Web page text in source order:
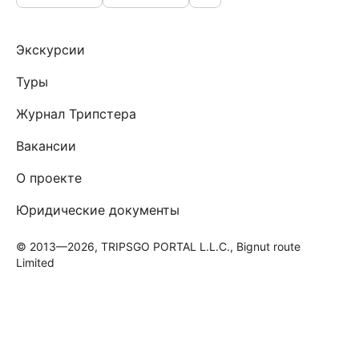
Экскурсии
Туры
Журнал Трипстера
Вакансии
О проекте
Юридические документы
© 2013—2026, TRIPSGO PORTAL L.L.C., Bignut route
Limited